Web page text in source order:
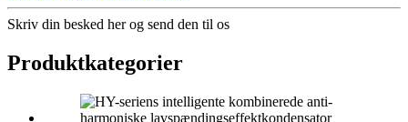
Skriv din besked her og send den til os
Produktkategorier